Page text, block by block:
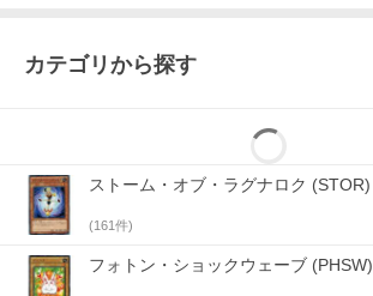
カテゴリから探す
ストーム・オブ・ラグナロク (STOR)
(161件)
フォトン・ショックウェーブ (PHSW)